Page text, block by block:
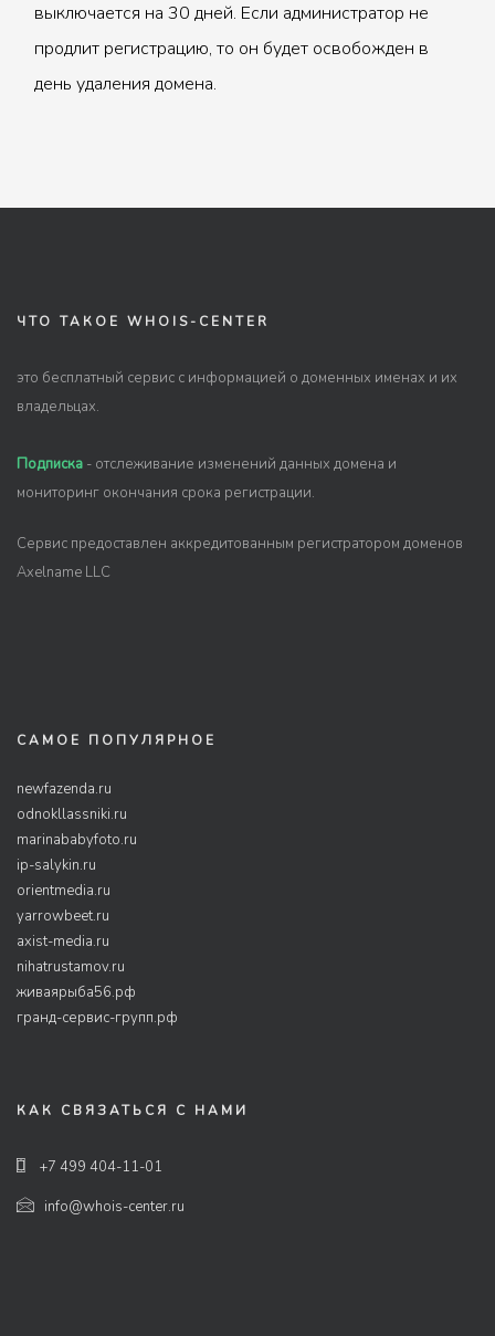
выключается на 30 дней. Если администратор не
продлит регистрацию, то он будет освобожден в
день удаления домена.
ЧТО ТАКОЕ WHOIS-CENTER
это бесплатный сервис с информацией о доменных именах и их
владельцах.
Подписка - отслеживание изменений данных домена и
мониторинг окончания срока регистрации.
Сервис предоставлен аккредитованным регистратором доменов
Axelname LLC
САМОЕ ПОПУЛЯРНОЕ
newfazenda.ru
odnokllassniki.ru
marinababyfoto.ru
ip-salykin.ru
orientmedia.ru
yarrowbeet.ru
axist-media.ru
nihatrustamov.ru
живаярыба56.рф
гранд-сервис-групп.рф
КАК СВЯЗАТЬСЯ С НАМИ
+7 499 404-11-01
info@whois-center.ru